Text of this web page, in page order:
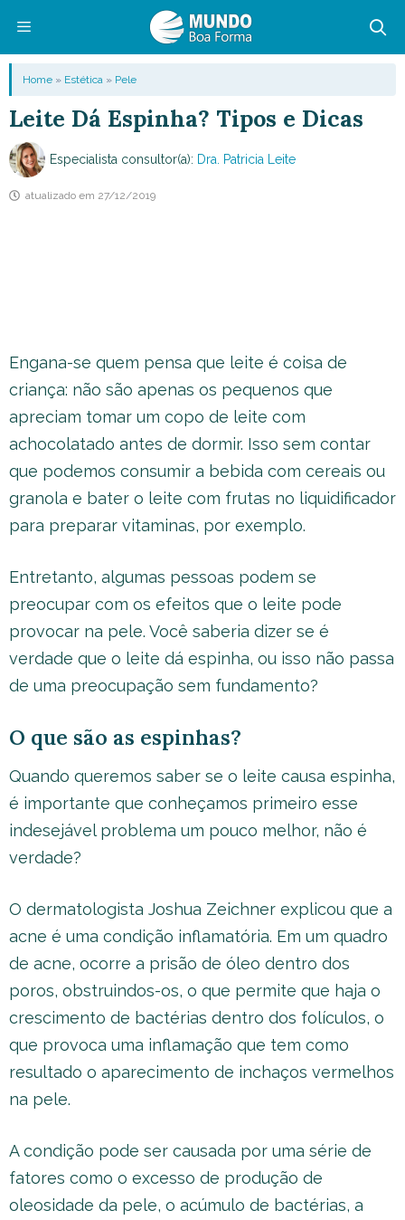
conteúdo
Menu
Home » Estética » Pele
Leite Dá Espinha? Tipos e Dicas
Especialista consultor(a): Dra. Patricia Leite
atualizado em 27/12/2019
Engana-se quem pensa que leite é coisa de
criança: não são apenas os pequenos que
apreciam tomar um copo de leite com
achocolatado antes de dormir. Isso sem contar
que podemos consumir a bebida com cereais ou
granola e bater o leite com frutas no liquidificador
para preparar vitaminas, por exemplo.
Entretanto, algumas pessoas podem se
preocupar com os efeitos que o leite pode
provocar na pele. Você saberia dizer se é
verdade que o leite dá espinha, ou isso não passa
de uma preocupação sem fundamento?
O que são as espinhas?
Quando queremos saber se o leite causa espinha,
é importante que conheçamos primeiro esse
indesejável problema um pouco melhor, não é
verdade?
O dermatologista Joshua Zeichner explicou que a
acne é uma condição inflamatória. Em um quadro
de acne, ocorre a prisão de óleo dentro dos
poros, obstruindos-os, o que permite que haja o
crescimento de bactérias dentro dos folículos, o
que provoca uma inflamação que tem como
resultado o aparecimento de inchaços vermelhos
na pele.
A condição pode ser causada por uma série de
fatores como o excesso de produção de
oleosidade da pele, o acúmulo de bactérias, a